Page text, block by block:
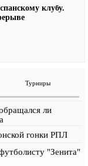
клубу.
Турниры
ли
гонки РПЛ
"Зенита"